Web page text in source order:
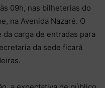
09h, nas bilheterias do
na Avenida Nazaré. O
carga de entradas para
da sede ficará